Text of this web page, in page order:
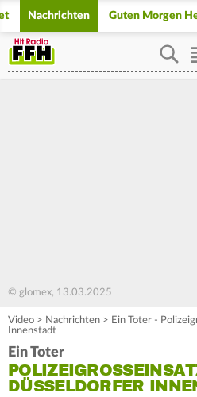
Nachrichten Guten Morgen
© glomex, 13.03.2025
Video > Nachrichten > Ein Toter -
Innenstadt
Ein Toter
ÜSSELDORFER